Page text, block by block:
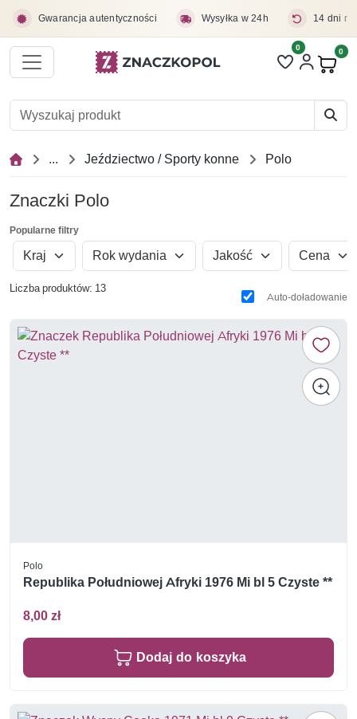
Gwarancja autentyczności Wysyłka w 24h 14 dni
Liczba pozycji
0 0
... Jeździectwo / Sporty konne Polo
Znaczki Polo
Popularne filtry
Kraj Rok wydania Jakość Cena
Liczba produktów: 13
Auto-doładowanie
Polo
Republika Południowej Afryki 1976 Mi bl 5 Czyste **
8,00 zł
Dodaj do koszyka